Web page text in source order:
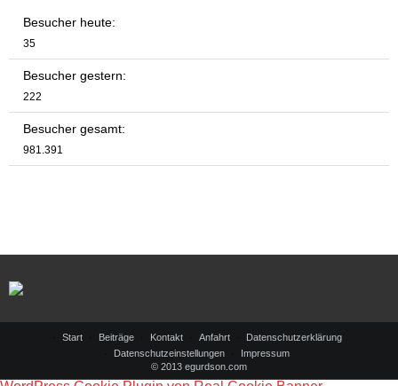
Besucher heute:
35
Besucher gestern:
222
Besucher gesamt:
981.391
Start Beiträge Kontakt Anfahrt
Datenschutzerklärung
Datenschutzeinstellungen
Impressum
© 2013 egurdson.com